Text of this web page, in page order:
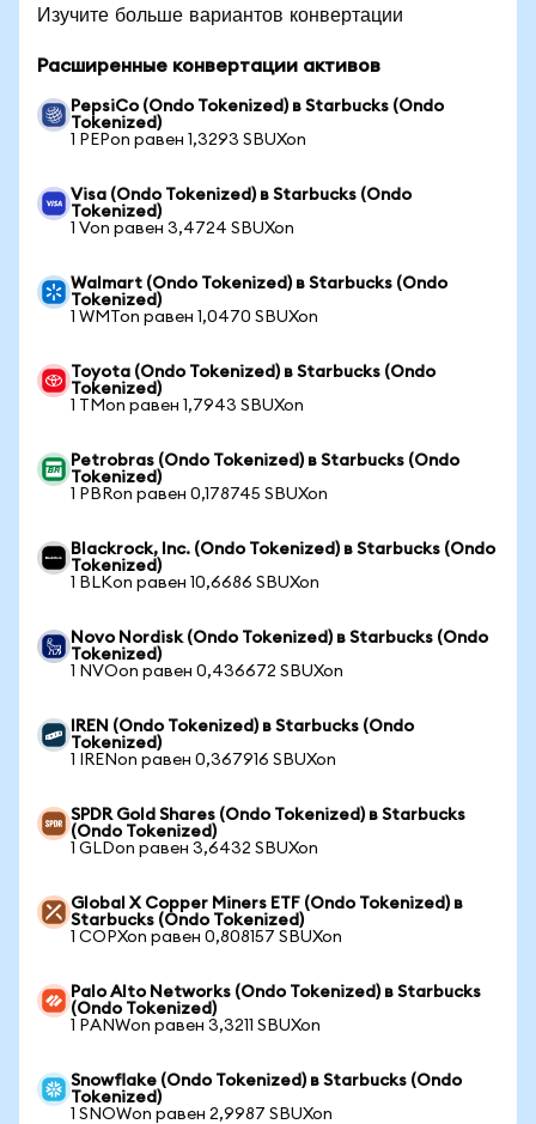
Изучите больше вариантов конвертации
Расширенные конвертации активов
PepsiCo (Ondo Tokenized) в Starbucks (Ondo
Tokenized)
1 PEPon равен 1,3293 SBUXon
Visa (Ondo Tokenized) в Starbucks (Ondo
Tokenized)
1 Von равен 3,4724 SBUXon
Walmart (Ondo Tokenized) в Starbucks (Ondo
Tokenized)
1 WMTon равен 1,0470 SBUXon
Toyota (Ondo Tokenized) в Starbucks (Ondo
Tokenized)
1 TMon равен 1,7943 SBUXon
Petrobras (Ondo Tokenized) в Starbucks (Ondo
Tokenized)
1 PBRon равен 0,178745 SBUXon
Blackrock, Inc. (Ondo Tokenized) в Starbucks (Ondo
Tokenized)
1 BLKon равен 10,6686 SBUXon
Novo Nordisk (Ondo Tokenized) в Starbucks (Ondo
Tokenized)
1 NVOon равен 0,436672 SBUXon
IREN (Ondo Tokenized) в Starbucks (Ondo
Tokenized)
1 IRENon равен 0,367916 SBUXon
SPDR Gold Shares (Ondo Tokenized) в Starbucks
(Ondo Tokenized)
1 GLDon равен 3,6432 SBUXon
Global X Copper Miners ETF (Ondo Tokenized) в
Starbucks (Ondo Tokenized)
1 COPXon равен 0,808157 SBUXon
Palo Alto Networks (Ondo Tokenized) в Starbucks
(Ondo Tokenized)
1 PANWon равен 3,3211 SBUXon
Snowflake (Ondo Tokenized) в Starbucks (Ondo
Tokenized)
1 SNOWon равен 2,9987 SBUXon